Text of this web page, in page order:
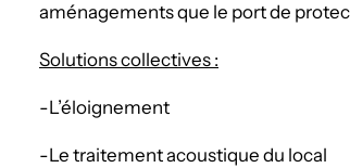
aménagements que le port de
Solutions collectives :
-L’éloignement
-Le traitement acoustique du local